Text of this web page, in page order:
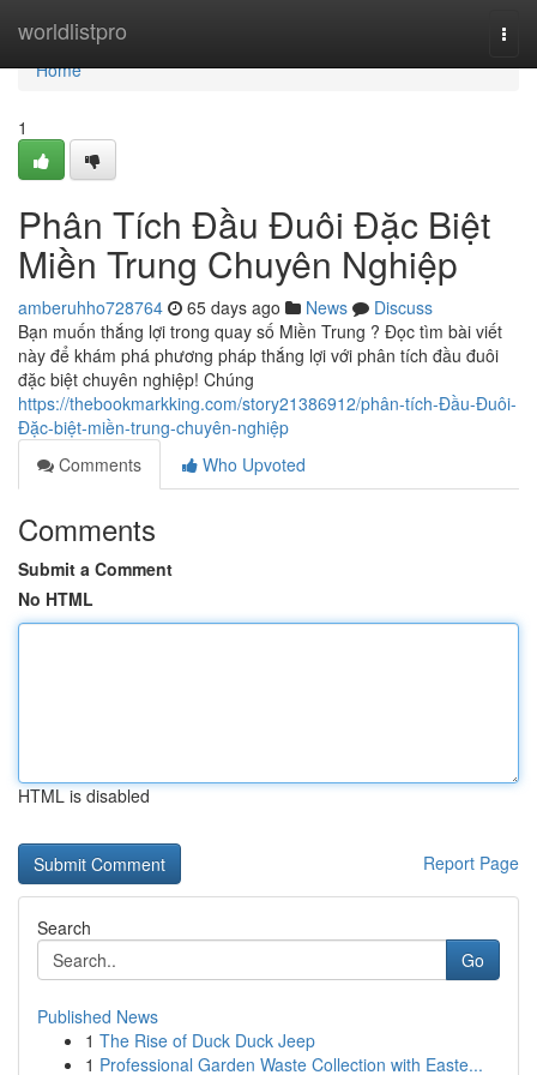
worldlistpro
Home
Home
1
Phân Tích Đầu Đuôi Đặc Biệt
Miền Trung Chuyên Nghiệp
amberuhho728764 65 days ago News
Discuss
Bạn muốn thắng lợi trong quay số Miền Trung ? Đọc tìm bài viết
này để khám phá phương pháp thắng lợi với phân tích đầu đuôi
đặc biệt chuyên nghiệp! Chúng
https://thebookmarkking.com/story21386912/phân-tích-Đầu-Đuôi-
Đặc-biệt-miền-trung-chuyên-nghiệp
Comments
Who Upvoted
Comments
Submit a Comment
No HTML
HTML is disabled
Report Page
Search
Go
Published News
1 The Rise of Duck Duck Jeep
1 Professional Garden Waste Collection with Easte...